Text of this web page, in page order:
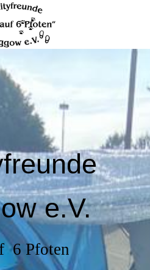
e.V.
6 Pfoten